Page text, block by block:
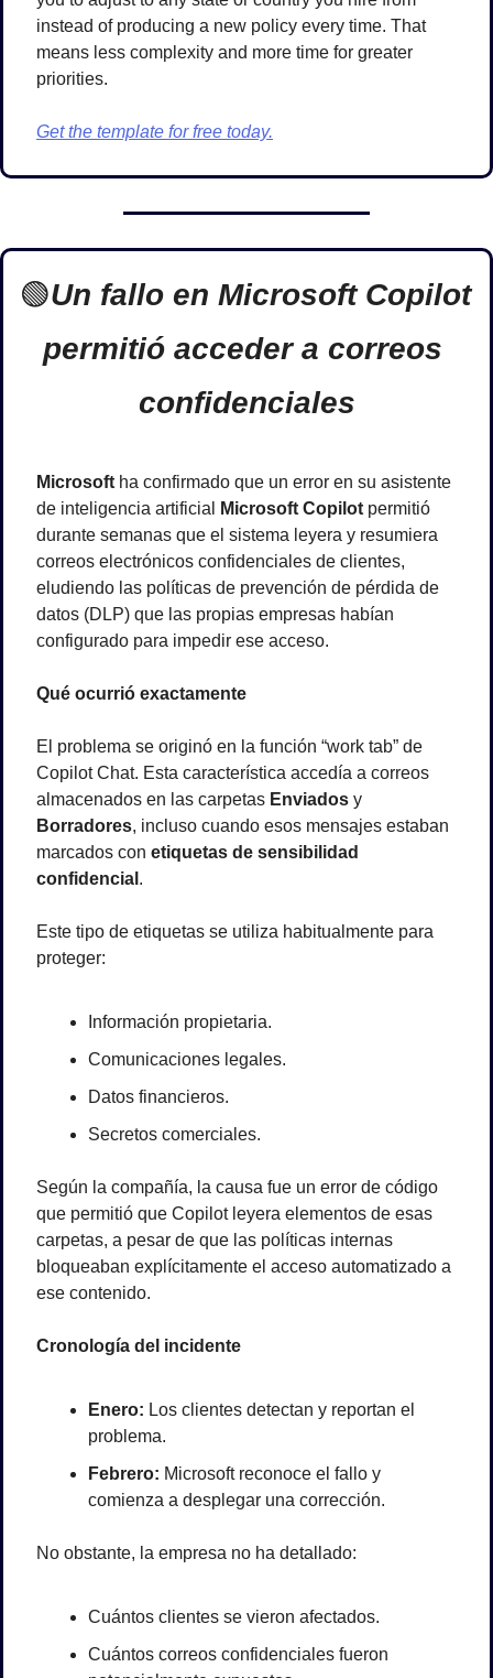
instead of producing a new policy every time. That
means less complexity and more time for greater
priorities.
Get the template for free today.
🟢Un fallo en Microsoft Copilot
permitió acceder a correos
confidenciales
Microsoft ha confirmado que un error en su asistente
de inteligencia artificial
Microsoft Copilot permitió
durante semanas que el sistema leyera y resumiera
correos electrónicos confidenciales de clientes,
eludiendo las políticas de prevención de pérdida de
datos (DLP) que las propias empresas habían
configurado para impedir ese acceso.
Qué ocurrió exactamente
El problema se originó en la función “work tab” de
Copilot Chat. Esta característica accedía a correos
almacenados en las carpetas Enviados
Borradores, incluso cuando esos mensajes estaban
marcados con etiquetas de sensibilidad
confidencial .
Este tipo de etiquetas se utiliza habitualmente para
proteger:
Información propietaria.
Comunicaciones legales.
Datos financieros.
Secretos comerciales.
Según la compañía, la causa fue un error de código
que permitió que Copilot leyera elementos de esas
carpetas, a pesar de que las políticas internas
bloqueaban explícitamente el acceso automatizado a
ese contenido.
Cronología del incidente
Enero: Los clientes detectan y reportan el
problema.
Febrero: Microsoft reconoce el fallo y
comienza a desplegar una corrección.
No obstante, la empresa no ha detallado:
Cuántos clientes se vieron afectados.
Cuántos correos confidenciales fueron